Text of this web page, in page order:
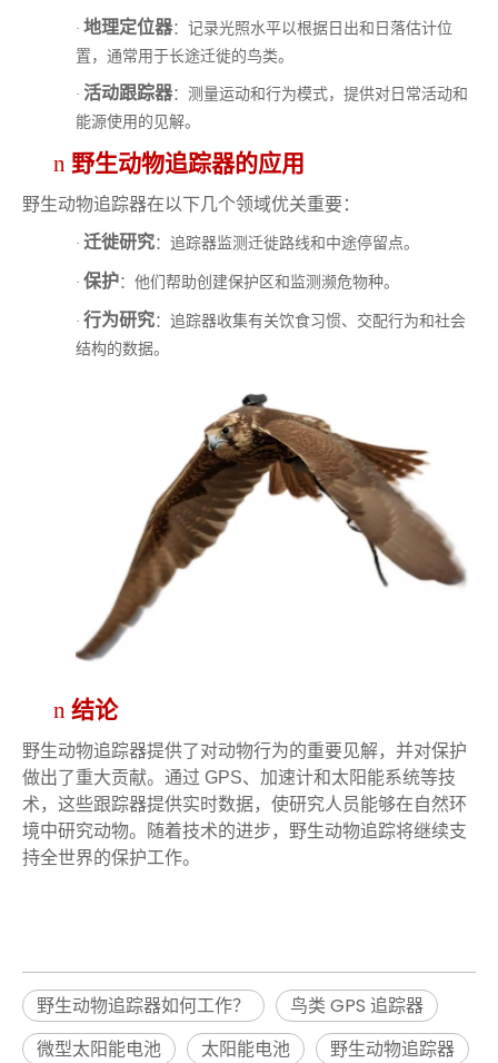
· 地理定位器：记录光照水平以根据日出和日落估计位
置，通常用于长途迁徙的鸟类。
· 活动跟踪器：测量运动和行为模式，提供对日常活动和
能源使用的见解。
n 野生动物追踪器的应用
野生动物追踪器在以下几个领域优关重要：
· 迁徙研究：追踪器监测迁徙路线和中途停留点。
· 保护：他们帮助创建保护区和监测濒危物种。
· 行为研究：追踪器收集有关饮食习惯、交配行为和社会
结构的数据。
n 结论
野生动物追踪器提供了对动物行为的重要见解，并对保护
做出了重大贡献。通过 GPS、加速计和太阳能系统等技
术，这些跟踪器提供实时数据，使研究人员能够在自然环
境中研究动物。随着技术的进步，野生动物追踪将继续支
持全世界的保护工作。
野生动物追踪器如何工作？
鸟类 GPS 追踪器
微型太阳能电池
太阳能电池 野生动物追踪器